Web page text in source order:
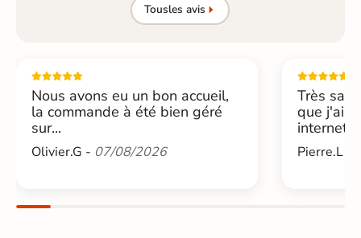
Tousles avis
Nous avons eu un bon accueil,
la commande à été bien géré
sur...
Olivier.G - 07/08/2026
Très
que j'ai
internet....
Pierre.L -